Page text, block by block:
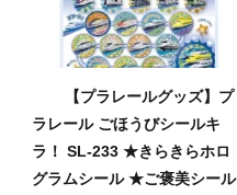
【プラレールグッズ】プ
ラレール ごほうびシールキ
ラ！ SL-233 ★きらきらホロ
グラムシール ★ご褒美シール